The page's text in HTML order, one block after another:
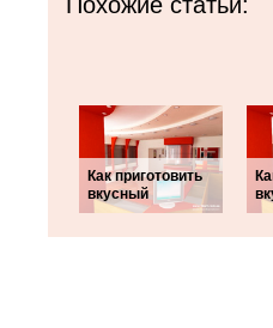
Как приготовить
вкусный